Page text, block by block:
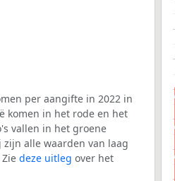
per aangifte in 2022 in
komen in het rode en het
vallen in het groene
alle waarden van laag
deze uitleg over het